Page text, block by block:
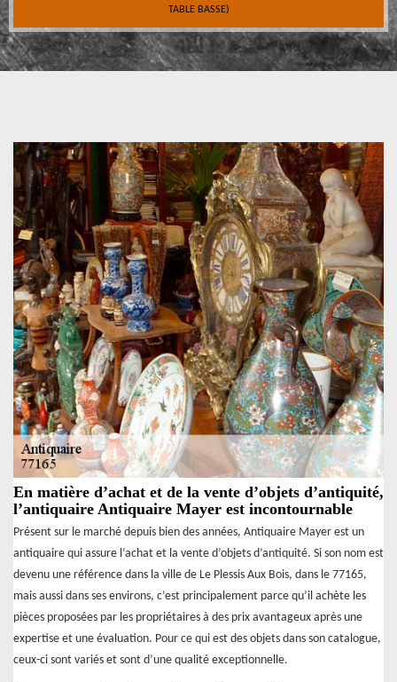
TABLE BASSE)
En matière d’achat et de la vente d’objets d’antiquité,
l’antiquaire Antiquaire Mayer est incontournable
Présent sur le marché depuis bien des années, Antiquaire Mayer est un
antiquaire qui assure l’achat et la vente d’objets d’antiquité. Si son nom est
devenu une référence dans la ville de Le Plessis Aux Bois, dans le 77165,
mais aussi dans ses environs, c’est principalement parce qu’il achète les
pièces proposées par les propriétaires à des prix avantageux après une
expertise et une évaluation. Pour ce qui est des objets dans son catalogue,
ceux-ci sont variés et sont d’une qualité exceptionnelle.